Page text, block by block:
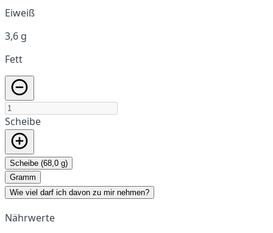
Eiweiß
3,6 g
Fett
Scheibe
Scheibe (68,0 g)
Gramm
Wie viel darf ich davon zu mir nehmen?
Nährwerte